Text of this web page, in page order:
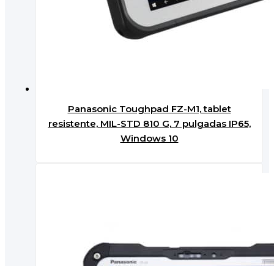
Panasonic Toughpad FZ-M1, tablet
resistente, MIL-STD 810 G, 7 pulgadas IP65,
Windows 10